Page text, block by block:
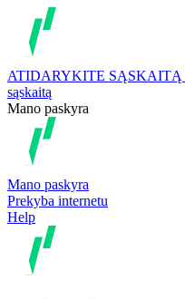
ATIDARYKITE SĄSKAITĄ
sąskaitą
Mano paskyra
Mano paskyra
Prekyba internetu
Help